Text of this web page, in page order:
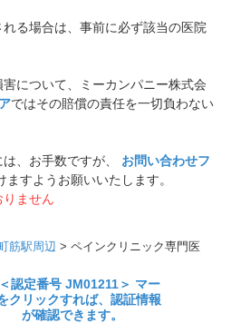
る場合は、事前に必ず該当の医院
について、ミーカンパニー株式会
ではその賠償の責任を一切負わない
、お手数ですが、 お問い合わせフ
すようお願いいたします。
ません
筋駅周辺 > ペインクリニック専門医